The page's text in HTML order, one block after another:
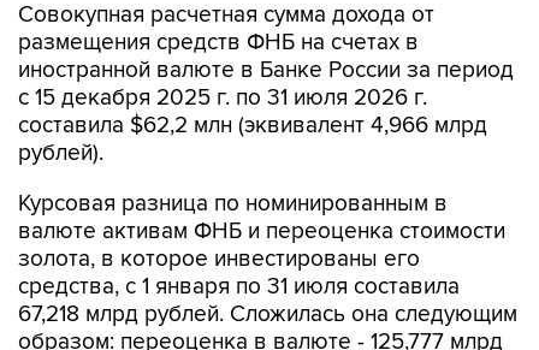
Совокупная расчетная сумма дохода от
размещения средств ФНБ на счетах в
иностранной валюте в Банке России за период
с 15 декабря 2025 г. по 31 июля 2026 г.
составила $62,2 млн (эквивалент 4,966 млрд
рублей).
Курсовая разница по номинированным в
валюте активам ФНБ и переоценка стоимости
золота, в которое инвестированы его
средства, с 1 января по 31 июля составила
67,218 млрд рублей. Сложилась она следующим
образом: переоценка в валюте - 125,777 млрд